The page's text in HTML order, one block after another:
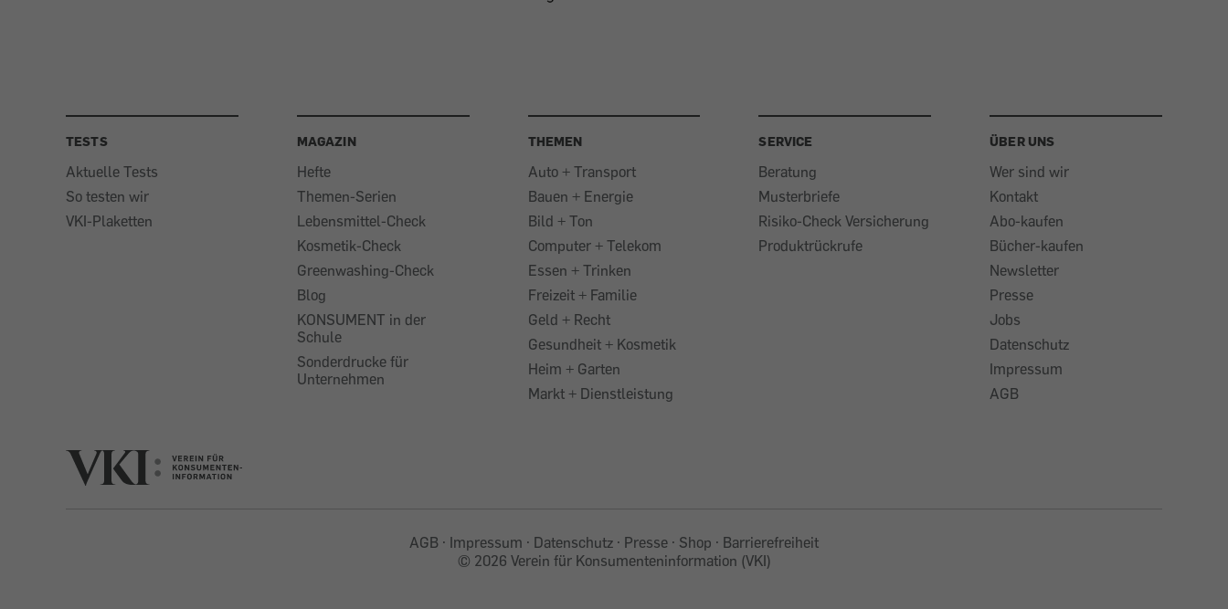
TESTS
Aktuelle Tests
So testen wir
VKI-Plaketten
MAGAZIN
Hefte
Themen-Serien
Lebensmittel-Check
Kosmetik-Check
Greenwashing-Check
Blog
KONSUMENT in der
Schule
Sonderdrucke für
Unternehmen
THEMEN
Auto + Transport
Bauen + Energie
Bild + Ton
Computer + Telekom
Essen + Trinken
Freizeit + Familie
Geld + Recht
Gesundheit + Kosmetik
Heim + Garten
Markt + Dienstleistung
SERVICE
Beratung
Musterbriefe
Risiko-Check Versicherung
Produktrückrufe
ÜBER UNS
Wer sind wir
Kontakt
Abo-kaufen
Bücher-kaufen
Newsletter
Presse
Jobs
Datenschutz
Impressum
AGB
AGB Impressum Datenschutz Presse Shop
Barrierefreiheit
© 2026 Verein für Konsumenteninformation (VKI)